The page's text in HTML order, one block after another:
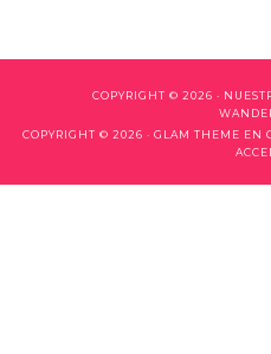
COPYRIGHT © 2026 ·
COPYRIGHT © 2026 · GLAM THEME EN